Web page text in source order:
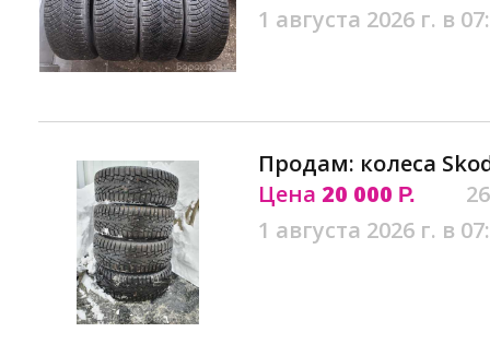
1 августа 2026 г. в
Продам: колеса
Цена 20 000 Р.
1 августа 2026 г. в